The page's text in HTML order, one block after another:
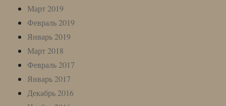
Март 2019
Февраль 2019
Январь 2019
Март 2018
Февраль 2017
Январь 2017
Декабрь 2016